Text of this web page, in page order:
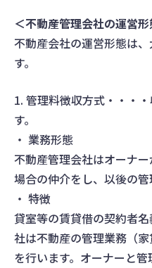
＜不動産管理会社の運営形
不動産会社の運営形態は
す。
1. 管理料徴収方式・・・
す。
・ 業務形態
不動産管理会社はオーナ
場合の仲介をし、以後の管
・ 特徴
貸室等の賃貸借の契約者
社は不動産の管理業務（家
を行います。オーナーと